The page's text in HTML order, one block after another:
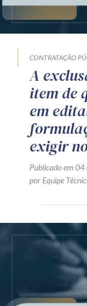
CONTRATAÇÃO
A
item de
em
exigir
Publicado em
por Equipe